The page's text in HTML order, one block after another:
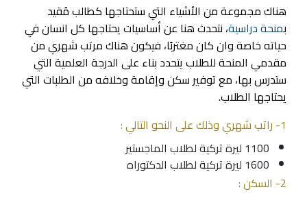
هناك مجموعة من الأشياء التي ستحتاجها كطالب مُقيد
بمنحة دراسية، نتحدث هنا عن أساسيات يحتاجها كل انسان في
حياته خاصة وان كان مغتربًا، فيكون هناك مرتب شهري من
مقدمي المنحة للطلاب يتحدد بناء على الدرجة العلمية التي
ستدرس بها، مع توفير سكن وإقامة وخلافه من الطلبات التي
يحتاجها الطلاب.
1- راتب شهري وذلك على النحو التالي :
1100 ليرة تركية لطلاب الماجستير
1600 ليرة تركية لطلاب الدكتوراه
2- السكن :